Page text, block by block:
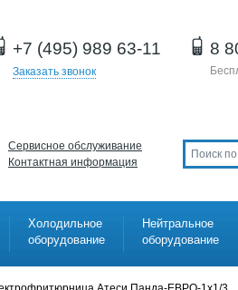
+7 (495) 989 63-11
Заказать звонок
8
Сервисное обслуживание
Контактная информация
Холодильное
оборудование
Нейтральное
оборудование